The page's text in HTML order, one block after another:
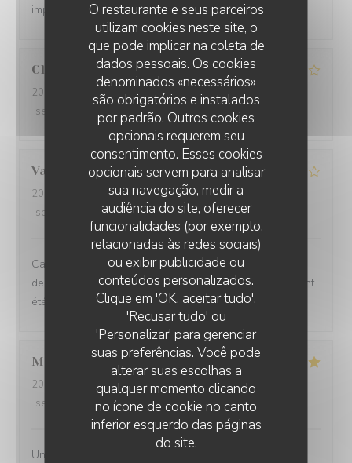
O restaurante e seus parceiros
utilizam cookies neste site, o
que pode implicar na coleta de
dados pessoais. Os cookies
denominados «necessários»
são obrigatórios e instalados
por padrão. Outros cookies
opcionais requerem seu
consentimento. Esses cookies
opcionais servem para analisar
sua navegação, medir a
audiência do site, oferecer
funcionalidades (por exemplo,
relacionadas às redes sociais)
ou exibir publicidade ou
conteúdos personalizados.
Clique em 'OK, aceitar tudo',
'Recusar tudo' ou
'Personalizar' para gerenciar
suas preferências. Você pode
alterar suas escolhas a
qualquer momento clicando
no ícone de cookie no canto
inferior esquerdo das páginas
do site.
impeccable.
Claire
2026-08-08
- 12:00 - guests 2
service
ambience :4/5 menu : quality_price
Valentin A
2026-08-05
- 20:45 - guests 2
service
ambience: 5/5 menu: 3 /5 quality_price
Cadre incroyable et service très agréable mais c'est la
deuxième fois que je viens manger ici et les deux fois ont
été un peu décevantes
Michel
2026-08-08
- 12:15 - guests 2
service
ambience: 5/5 menu: 5 /5 quality_price
Un splendide endroit à recommander sans modération !